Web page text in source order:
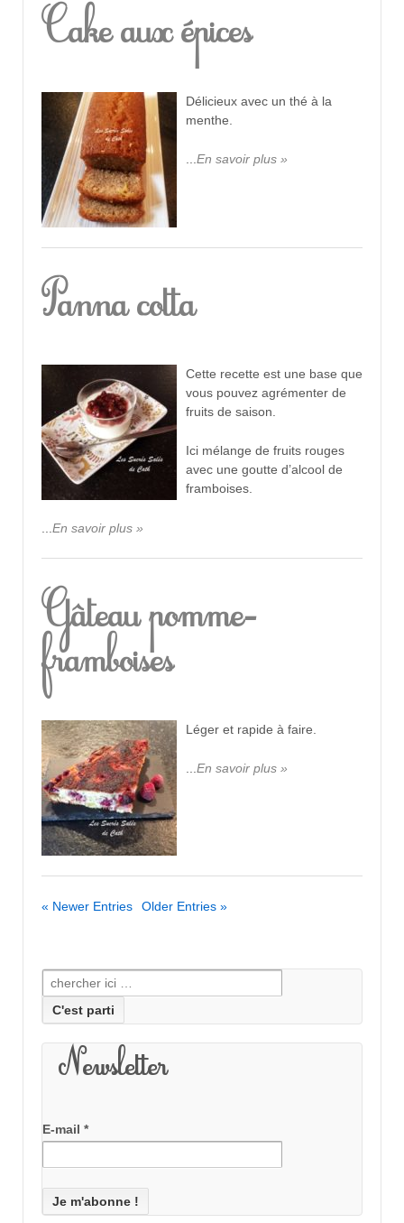
Cake aux épices
Délicieux avec un thé à la
menthe.
...En savoir plus »
Panna cotta
Cette recette est une base que
vous pouvez agrémenter de
fruits de saison.
Ici mélange de fruits rouges
avec une goutte d’alcool de
framboises.
En savoir plus »
Gâteau pomme-
framboises
Léger et rapide à faire.
...En savoir plus »
« Newer Entries Older Entries »
Recherche pour:
Newsletter
E-mail *